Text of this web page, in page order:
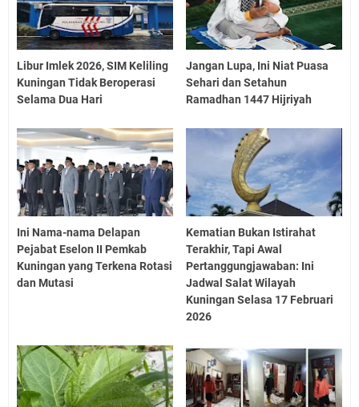
Libur Imlek 2026, SIM Keliling
Kuningan Tidak Beroperasi
Selama Dua Hari
Jangan Lupa, Ini Niat Puasa
Sehari dan Setahun
Ramadhan 1447 Hijriyah
Ini Nama-nama Delapan
Pejabat Eselon II Pemkab
Kuningan yang Terkena Rotasi
dan Mutasi
Kematian Bukan Istirahat
Terakhir, Tapi Awal
Pertanggungjawaban: Ini
Jadwal Salat Wilayah
Kuningan Selasa 17 Februari
2026